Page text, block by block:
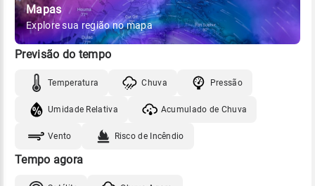
Mapas
Explore sua região no mapa
Previsão do tempo
Temperatura Chuva Pressão
Umidade Relativa Acumulado de Chuva
Vento Risco de Incêndio
Tempo agora